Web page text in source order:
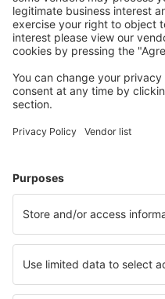
Prețuri atractive și
conectați.
Alege din peste 1,3
apartamente și altele.
Hoteluri în Malaezia - Orașe
Hoteluri în Johor Bahru
Hoteluri în Ipoh Hoteluri
Hoteluri în Kuala Lumpur